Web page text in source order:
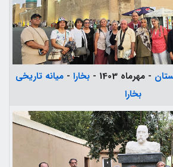
- مهرماه 1403 - بخارا -میانه تاریخی
بخارا